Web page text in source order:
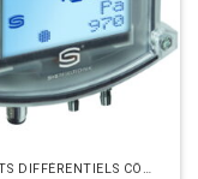
PRESSOSTATS DIFFÉRENTIELS CÔTÉ AIR